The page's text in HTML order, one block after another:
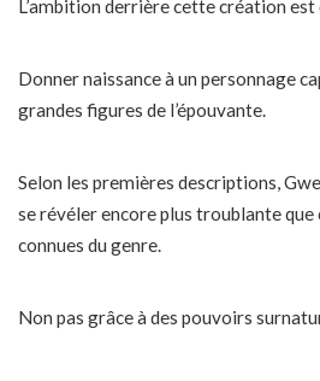
L’ambition derrière cette création est
Donner naissance à un personnage
grandes figures de l’épouvante.
Selon les premières descriptions,
se révéler encore plus troublante que
connues du genre.
Non pas grâce à des pouvoirs